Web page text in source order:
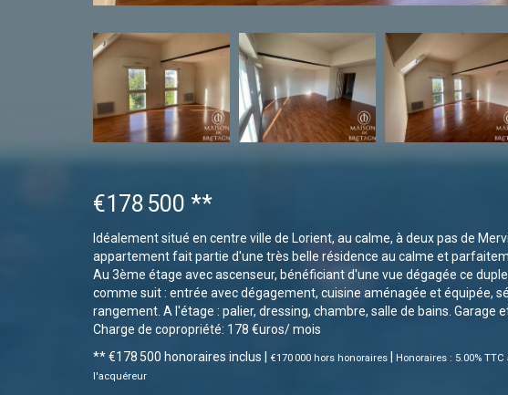
€178 500 **
Idéalement situé en centre ville de Lorient, au calme, à deux pas de
appartement fait partie d'une très belle résidence au calme et
Au 3ème étage avec ascenseur, bénéficiant d'une vue dégagée ce
comme suit : entrée avec dégagement, cuisine aménagée et équipée,
rangement. A l'étage : palier, dressing, chambre, salle de bains. Garage
Charge de copropriété: 178 €uros/ mois
** €178 500 honoraires inclus €170 000 hors honoraires
Honoraires : 5.00%
l'acquéreur